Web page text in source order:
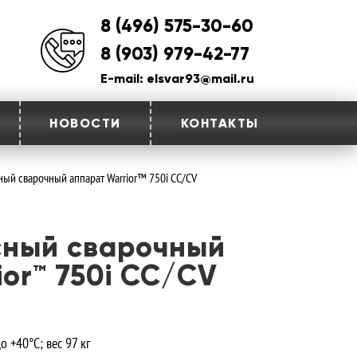
8 (496) 575-30-60
8 (903) 979-42-77
E-mail: elsvar93@mail.ru
НОВОСТИ КОНТАКТЫ
сварочный аппарат Warrior™ 750i CC/CV
сварочный
750i CC/CV
вес 97 кг